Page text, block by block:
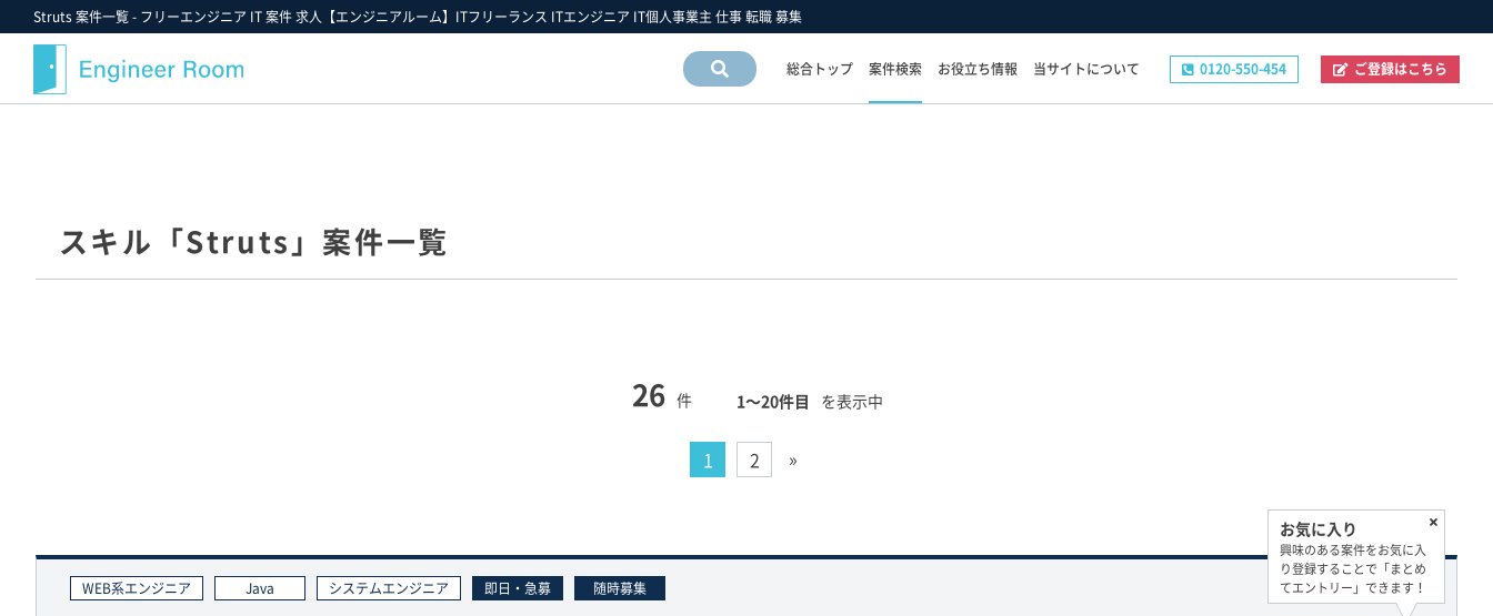
Struts 案件一覧 - フリーエンジニア IT 案件 求人【エンジニアルーム】ITフリーランス ITエンジニア IT個人事業主 仕事 転職 募集
総合トップ 案件検索
金額から探す
業界・業種から探す
職種の動向
お役立ち情報
案件決定速報
お役立ちツールダウンロード
フリーエンジニア 働き方の手引き
当サイトについて
就業までのフロー
ご紹介案件の例
採用情報
企業の採用ご担当者様へ
0120-550-454 ご登録はこちら
スキル「Struts」案件一覧
26 件 1〜20件目 を表示中
1 2 »
WEB系エンジニア Java システムエンジニア 即日・急募 随時募集
お気に入り
興味のある案件をお気に入
り登録することで「まとめ
てエントリー」できます！